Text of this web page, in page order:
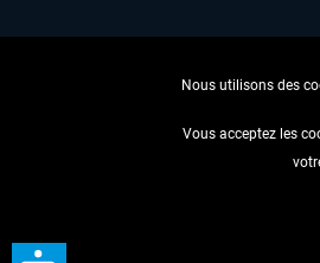
Nous utilisons des
Vous acceptez les